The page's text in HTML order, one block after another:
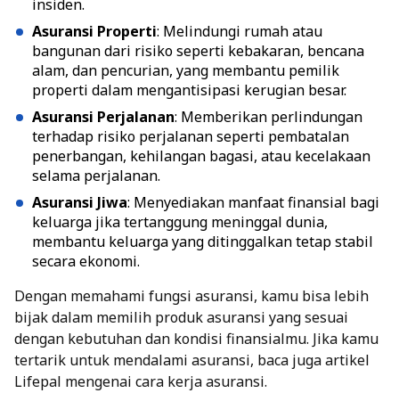
insiden.
Asuransi Properti: Melindungi rumah atau
bangunan dari risiko seperti kebakaran, bencana
alam, dan pencurian, yang membantu pemilik
properti dalam mengantisipasi kerugian besar.
Asuransi Perjalanan: Memberikan perlindungan
terhadap risiko perjalanan seperti pembatalan
penerbangan, kehilangan bagasi, atau kecelakaan
selama perjalanan.
Asuransi Jiwa: Menyediakan manfaat finansial bagi
keluarga jika tertanggung meninggal dunia,
membantu keluarga yang ditinggalkan tetap stabil
secara ekonomi.
Dengan memahami fungsi asuransi, kamu bisa lebih
bijak dalam memilih produk asuransi yang sesuai
dengan kebutuhan dan kondisi finansialmu. Jika kamu
tertarik untuk mendalami asuransi, baca juga artikel
Lifepal mengenai cara kerja asuransi.